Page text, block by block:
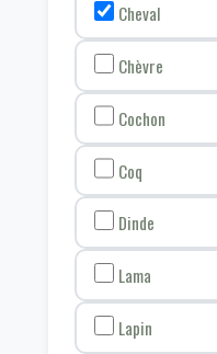
Cheval
Chèvre
Cochon
Coq
Dinde
Lama
Lapin